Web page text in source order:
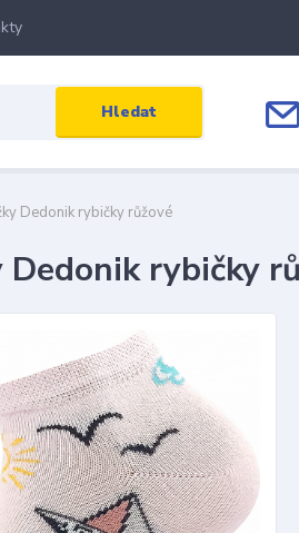
Hledat
Dedonik rybičky růžové
rybičky